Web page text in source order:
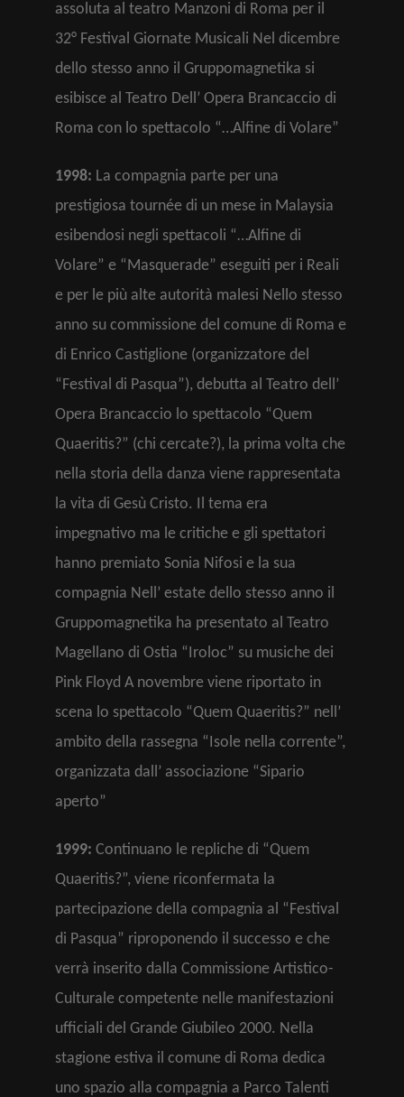
assoluta al teatro Manzoni di Roma per il
32° Festival Giornate Musicali Nel dicembre
dello stesso anno il Gruppomagnetika si
esibisce al Teatro Dell’ Opera Brancaccio di
Roma con lo spettacolo “…Alfine di Volare”
1998: La compagnia parte per una
prestigiosa tournée di un mese in Malaysia
esibendosi negli spettacoli “…Alfine di
Volare” e “Masquerade” eseguiti per i Reali
e per le più alte autorità malesi Nello stesso
anno su commissione del comune di Roma e
di Enrico Castiglione (organizzatore del
“Festival di Pasqua”), debutta al Teatro dell’
Opera Brancaccio lo spettacolo “Quem
Quaeritis?” (chi cercate?), la prima volta che
nella storia della danza viene rappresentata
la vita di Gesù Cristo. Il tema era
impegnativo ma le critiche e gli spettatori
hanno premiato Sonia Nifosi e la sua
compagnia Nell’ estate dello stesso anno il
Gruppomagnetika ha presentato al Teatro
Magellano di Ostia “Iroloc” su musiche dei
Pink Floyd A novembre viene riportato in
scena lo spettacolo “Quem Quaeritis?” nell’
ambito della rassegna “Isole nella corrente”,
organizzata dall’ associazione “Sipario
aperto”
1999: Continuano le repliche di “Quem
Quaeritis?”, viene riconfermata la
partecipazione della compagnia al “Festival
di Pasqua” riproponendo il successo e che
verrà inserito dalla Commissione Artistico-
Culturale competente nelle manifestazioni
ufficiali del Grande Giubileo 2000. Nella
stagione estiva il comune di Roma dedica
uno spazio alla compagnia a Parco Talenti